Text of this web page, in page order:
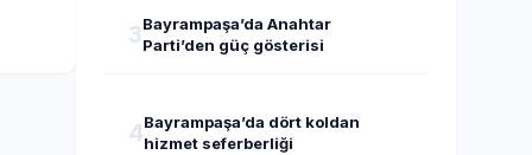
3Bayrampaşa’da Anahtar
Parti’den güç gösterisi
4Bayrampaşa’da dört koldan
hizmet seferberliği